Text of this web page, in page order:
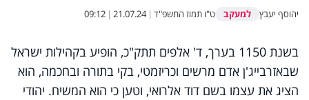
יהוסף יעבץ למעקב ט"ו תמוז התשפ"ד |
21.07.24
|
09:12
בשנת 1150 בערך, ד' אלפים תתק"כ, הופיע בקהילות ישראל
שבאזרבייג'ן אדם מרשים וכריזמטי, בקי בתורה ובחכמה, הוא
הציג את עצמו בשם דוד אלרואי, וטען כי הוא המשיח. יהודי